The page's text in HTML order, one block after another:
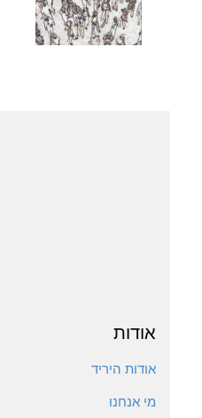
אודות
אודות היריד
מי אנחנו